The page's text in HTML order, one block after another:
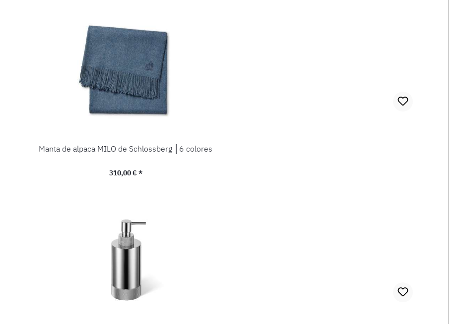
Manta de alpaca MILO de Schlossberg │6 colores
Precio normal:
310,00 € *